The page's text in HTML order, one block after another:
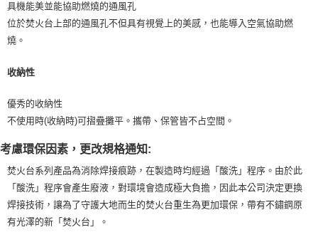
具機能美並能協助燃燒的通風孔
位於焚火台上部的通風孔不但具有視覺上的美感，也能導入空氣協助燃
燒。
收納性
優秀的收納性
不使用時(收納時)可摺疊攤平。攜帶、保管皆不占空間。
考慮環保因素，更改規格通知:
焚火台系列產品為消除焊接痕跡，在製造時均經過「酸洗」程序。由於此
「酸洗」程序會產生廢液，對環境會造成極大負擔，因此本公司決定更換
焊接技術，讓為了守護大地而生的焚火台重生為更加環保，帶有不鏽鋼原
有光澤的新「焚火台」。